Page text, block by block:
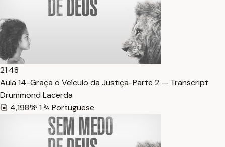
21:48
Aula 14-Graça o Veículo da Justiça-Parte 2 — Transcript
Drummond Lacerda
4,198
1 Portuguese